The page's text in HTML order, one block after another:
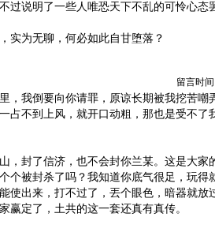
过说明了一些人唯恐天下不乱的可怜心态
实为无聊，何必如此自甘堕落？
留言时间
，我倒要向你请罪，原谅长期被我挖苦嘲
占不到上风，就开口动粗，那也是受不了
，封了信济，也不会封你兰某。这是大家
个被封杀了吗？我知道你底气很足，玩得
使出来，打不过了，丟个眼色，暗器就放
赢定了，土共的这一套还真有真传。